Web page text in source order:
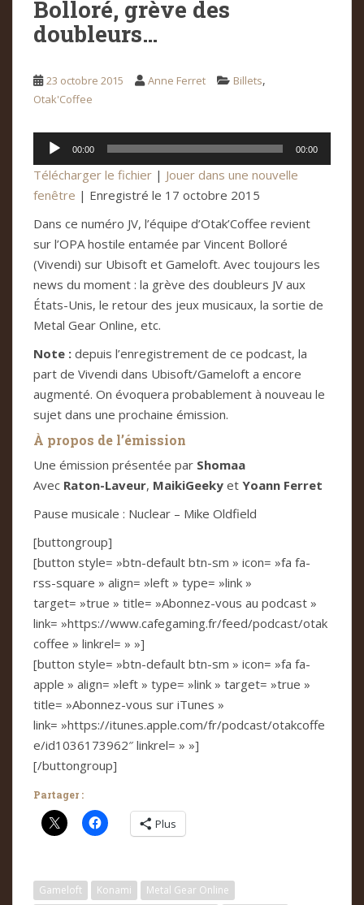
Bolloré, grève des
doubleurs…
23 octobre 2015 Anne Ferret Billets,
Otak'Coffee
Lecteur
audio
00:00 00:00
Télécharger le fichier | Jouer dans une nouvelle
fenêtre | Enregistré le 17 octobre 2015
Dans ce numéro JV, l’équipe d’Otak’Coffee revient
sur l’OPA hostile entamée par Vincent Bolloré
(Vivendi) sur Ubisoft et Gameloft. Avec toujours les
news du moment : la grève des doubleurs JV aux
États-Unis, le retour des jeux musicaux, la sortie de
Metal Gear Online, etc.
Note : depuis l’enregistrement de ce podcast, la
part de Vivendi dans Ubisoft/Gameloft a encore
augmenté. On évoquera probablement à nouveau le
sujet dans une prochaine émission.
À propos de l’émission
Une émission présentée par Shomaa
Avec Raton-Laveur, MaikiGeeky et Yoann Ferret
Pause musicale : Nuclear – Mike Oldfield
[buttongroup]
[button style= »btn-default btn-sm » icon= »fa fa-
rss-square » align= »left » type= »link »
target= »true » title= »Abonnez-vous au podcast »
link= »https://www.cafegaming.fr/feed/podcast/otak
coffee » linkrel= » »]
[button style= »btn-default btn-sm » icon= »fa fa-
apple » align= »left » type= »link » target= »true »
title= »Abonnez-vous sur iTunes »
link= »https://itunes.apple.com/fr/podcast/otakcoffe
e/id1036173962″ linkrel= » »]
[/buttongroup]
Partager :
Plus
Gameloft Konami
Metal Gear Online